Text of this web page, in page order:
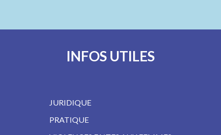
INFOS UTILES
JURIDIQUE
PRATIQUE